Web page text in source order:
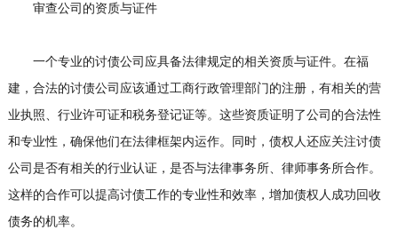
审查公司的资质与证件
一个专业的讨债公司应具备法律规定的相关资质与证件。在福
建，合法的讨债公司应该通过工商行政管理部门的注册，有相关的营
业执照、行业许可证和税务登记证等。这些资质证明了公司的合法性
和专业性，确保他们在法律框架内运作。同时，债权人还应关注讨债
公司是否有相关的行业认证，是否与法律事务所、律师事务所合作。
这样的合作可以提高讨债工作的专业性和效率，增加债权人成功回收
债务的机率。